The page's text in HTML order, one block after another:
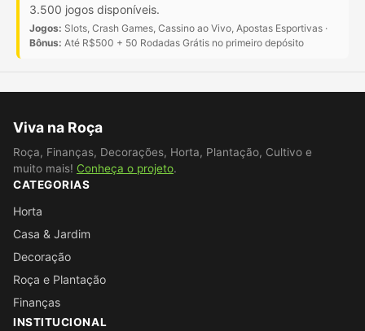
3.500 jogos disponíveis.
Jogos: Slots, Crash Games, Cassino ao Vivo, Apostas Esportivas ·
Bônus: Até R$500 + 50 Rodadas Grátis no primeiro depósito
Viva na Roça
Roça, Finanças, Decorações, Horta, Plantação, Cultivo e
muito mais! Conheça o projeto.
CATEGORIAS
Horta
Casa & Jardim
Decoração
Roça e Plantação
Finanças
INSTITUCIONAL